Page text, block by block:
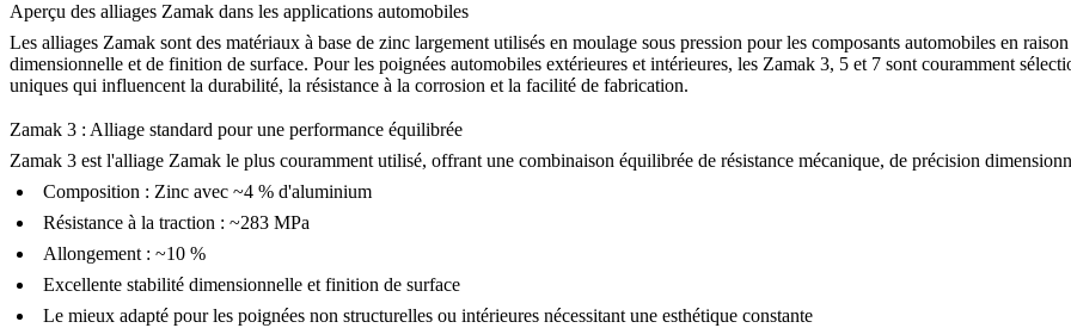
Aperçu des alliages Zamak dans les applications automobiles
Les alliages Zamak sont des matériaux à base de zinc largement utilisés en moulage sous pression pour les composants automobiles en
dimensionnelle et de finition de surface. Pour les poignées automobiles extérieures et intérieures, les Zamak 3, 5 et 7 sont couramment
uniques qui influencent la durabilité, la résistance à la corrosion et la facilité de fabrication.
Zamak 3 : Alliage standard pour une performance équilibrée
Zamak 3 est l'alliage Zamak le plus couramment utilisé, offrant une combinaison équilibrée de résistance mécanique, de précision
Composition : Zinc avec ~4 % d'aluminium
Résistance à la traction : ~283 MPa
Allongement : ~10 %
Excellente stabilité dimensionnelle et finition de surface
Le mieux adapté pour les poignées non structurelles ou intérieures nécessitant une esthétique constante